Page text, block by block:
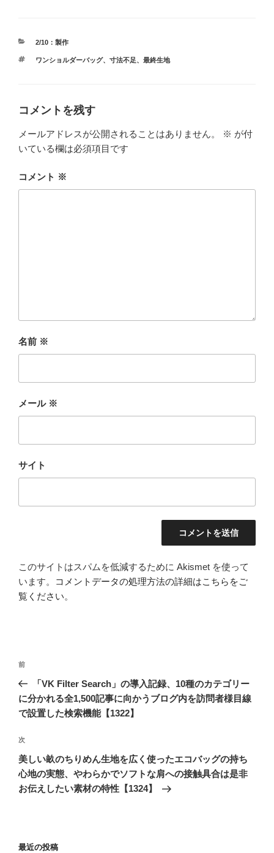
カ
ゴ
2/10：製作
タ
ワンショルダーバッグ、 寸法不足、 最終生地
コメントを残す
メールアドレスが公開されることはありません。 ※ が付
いている欄は必須項目です
コメント ※
名前 ※
メール ※
サイト
このサイトはスパムを低減するために Akismet を使って
います。
コメントデータの処理方法の詳細はこちらをご
覧ください。
投
ナ
ビ
ー
シ
ョ
ン
前
の
投
稿
前
「VK Filter Search」の導入記録、10種のカテゴリー
に分かれる全1,500記事に向かうブログ内を訪問者様目線
で設置した検索機能【1322】
次
の
投
稿
次
美しい畝のちりめん生地を広く使ったエコバッグの持ち
心地の実態、やわらかでソフトな肩への接触具合は是非
お伝えしたい素材の特性【1324】
最近の投稿